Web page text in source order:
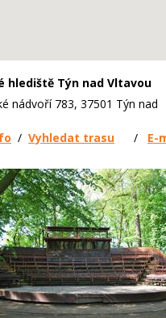
hlediště Týn nad Vltavou
nádvoří 783, 37501 Týn nad
/ Vyhledat trasu / E-